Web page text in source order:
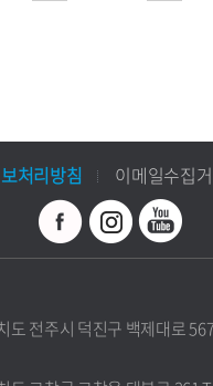
처리방침 이메일수집
도 전주시 덕진구 백제대로